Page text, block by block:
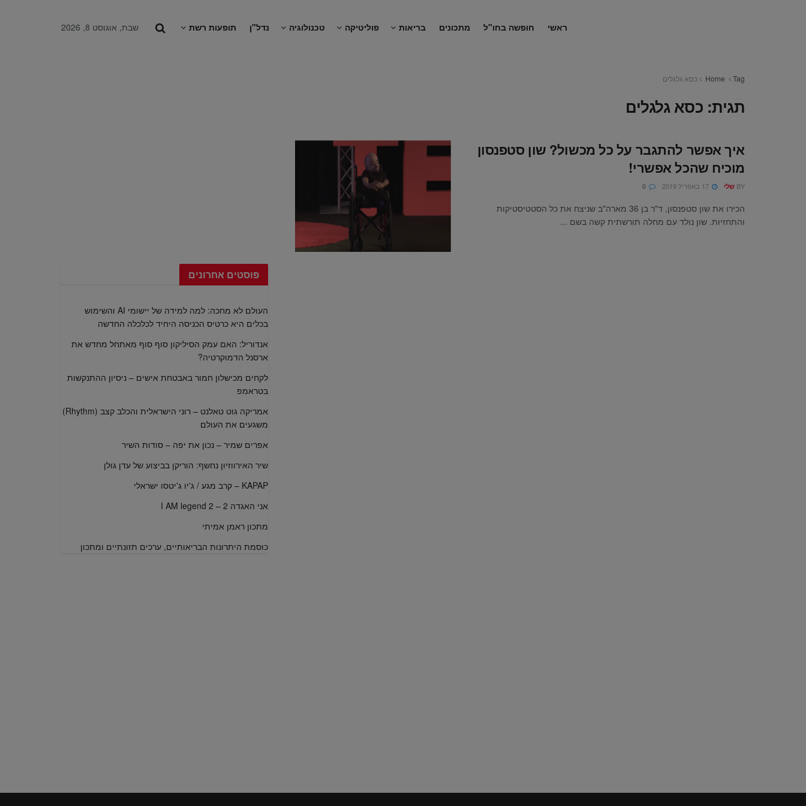
ראשי חופשה בחו"ל מתכונים בריאות פוליטיקה טכנולוגיה נדל"ן תופעות רשת שבת, אוגוסט 8, 2026
Home Tag כסא גלגלים
תגית: כסא גלגלים
איך אפשר להתגבר על כל מכשול? שון סטפנסון
מוכיח שהכל אפשרי!
BY שלי
הכירו את שון סטפנסון, ד"ר בן 36 מארה"ב שניצח את כל הסטטיסטיקות
והתחזיות. שון נולד עם מחלה תורשתית קשה בשם ...
פוסטים אחרונים
העולם לא מחכה: למה למידה של יישומי AI והשימוש
בכלים היא כרטיס הכניסה היחיד לכלכלה החדשה
אנדוריל: האם עמק הסיליקון סוף סוף מאתחל מחדש את
ארסנל הדמוקרטיה?
לקחים מכישלון חמור באבטחת אישים – ניסיון ההתנקשות
בטראמפ
אמריקה גוט טאלנט – רוני הישראלית והכלב קצב (Rhythm)
משגעים את העולם
אפרים שמיר – נכון את יפה – סודות השיר
שיר האירווזיון נחשף: הוריקן בביצוע של עדן גולן
KAPAP – קרב מגע / ג'יו ג'יטסו ישראלי
אני האגדה 2 – I AM legend 2
מתכון ראמן אמיתי
כוסמת היתרונות הבריאותיים, ערכים תזונתיים ומתכון